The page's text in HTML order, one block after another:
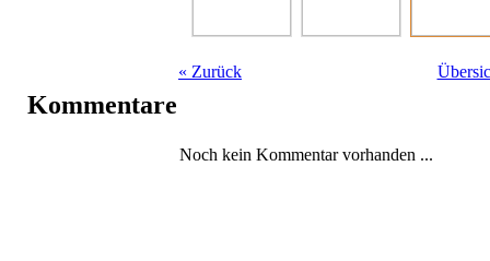
« Zurück
Kommentare
Noch kein Kommentar vorhanden ...